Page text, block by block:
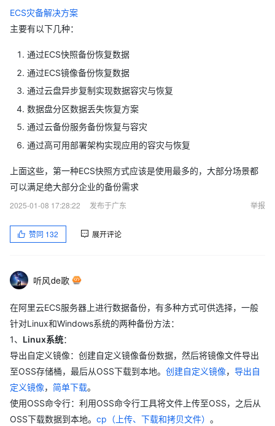
ECS灾备解决方案
主要有以下几种：
通过ECS快照备份恢复数据
通过ECS镜像备份恢复数据
通过云盘异步复制实现数据容灾与恢复
数据盘分区数据丢失恢复方案
通过云备份服务备份恢复与容灾
通过高可用部署架构实现应用的容灾与恢复
上面这些，第一种ECS快照方式应该是使用最多的，大部分场景都
可以满足绝大部分企业的备份需求
2025-01-08 17:28:22
发布于广东 举报
赞同 132 展开评论
听风de歌
在阿里云ECS服务器上进行数据备份，有多种方式可供选择，一般
针对Linux和Windows系统的两种备份方法：
1、 Linux系统：
导出自定义镜像：创建自定义镜像备份数据，然后将镜像文件导出
至OSS存储桶，最后从OSS下载到本地。 创建自定义镜像， 导出自
定义镜像， 简单下载。
使用OSS命令行：利用OSS命令行工具将文件上传至OSS，之后从
OSS下载数据到本地。 cp（上传、下载和拷贝文件） 。